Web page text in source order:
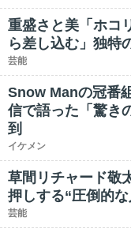
重盛さと美「ホコ
ら差し込む」独特
芸能
Snow Manの冠番
信で語った「驚き
到
イケメン
草間リチャード敬
押しする“圧倒的な
芸能